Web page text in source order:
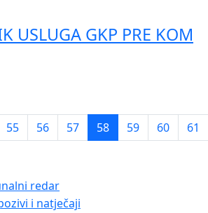
USLUGA GKP PRE KOM
55 56 57 58 59 60 61
redar
i natječaji